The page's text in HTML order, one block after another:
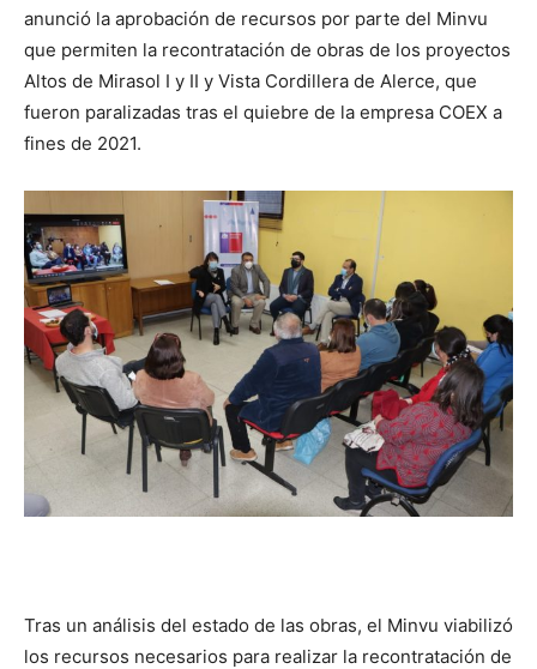
anunció la aprobación de recursos por parte del Minvu
que permiten la recontratación de obras de los proyectos
Altos de Mirasol I y II y Vista Cordillera de Alerce, que
fueron paralizadas tras el quiebre de la empresa COEX a
fines de 2021.
Tras un análisis del estado de las obras, el Minvu viabilizó
los recursos necesarios para realizar la recontratación de